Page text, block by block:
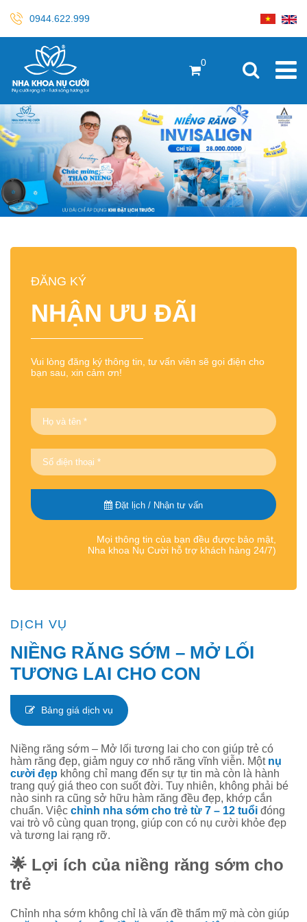
0944.622.999
0
ĐĂNG KÝ
NHẬN ƯU ĐÃI
Vui lòng đăng ký thông tin, tư vấn viên sẽ gọi điện cho
bạn sau, xin cảm ơn!
Đặt lịch / Nhận tư vấn
Mọi thông tin của bạn đều được bảo mật,
Nha khoa Nụ Cười hỗ trợ khách hàng 24/7)
DỊCH VỤ
NIỀNG RĂNG SỚM – MỞ LỐI
TƯƠNG LAI CHO CON
Bảng giá dịch vụ
Niềng
răng
sớm
–
Mở
lối
tương
Niềng răng sớm – Mở lối tương lai cho con giúp trẻ có
hàm răng đẹp, giảm nguy cơ nhổ răng vĩnh viễn. Một nụ
cười đẹp không chỉ mang đến sự tự tin mà còn là hành
trang quý giá theo con suốt đời. Tuy nhiên, không phải bé
nào sinh ra cũng sở hữu hàm răng đều đẹp, khớp cắn
chuẩn. Việc chỉnh nha sớm cho trẻ từ 7 – 12 tuổi đóng
vai trò vô cùng quan trọng, giúp con có nụ cười khỏe đẹp
và tương lai rạng rỡ.
🌟 Lợi ích của niềng răng sớm cho
trẻ
Chỉnh nha sớm không chỉ là vấn đề thẩm mỹ mà còn giúp